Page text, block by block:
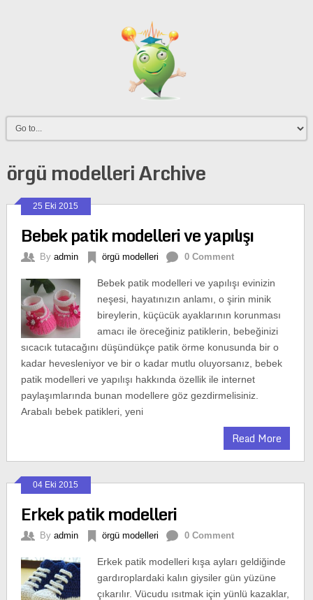
örgü modelleri Archive
25 Eki 2015
Bebek patik modelleri ve yapılışı
By admin örgü modelleri 0 Comment
Bebek patik modelleri ve yapılışı evinizin
neşesi, hayatınızın anlamı, o şirin minik
bireylerin, küçücük ayaklarının korunması
amacı ile öreceğiniz patiklerin, bebeğinizi
sıcacık tutacağını düşündükçe patik örme konusunda bir o
kadar hevesleniyor ve bir o kadar mutlu oluyorsanız, bebek
patik modelleri ve yapılışı hakkında özellik ile internet
paylaşımlarında bunan modellere göz gezdirmelisiniz.
Arabalı bebek patikleri, yeni
Read More
04 Eki 2015
Erkek patik modelleri
By admin örgü modelleri 0 Comment
Erkek patik modelleri kışa ayları geldiğinde
gardıroplardaki kalın giysiler gün yüzüne
çıkarılır. Vücudu ısıtmak için yünlü kazaklar,